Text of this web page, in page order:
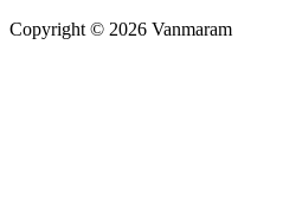
Copyright © 2026 Vanmaram